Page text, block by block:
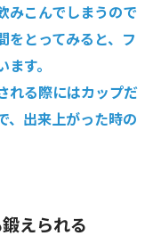
みこんでしまうので
をとってみると、フ
す。
れる際にはカップだ
、出来上がった時の
えられる